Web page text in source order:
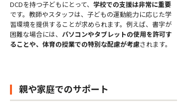
DCDを持つ子どもにとって、 学校での支援は非常に重要
です。教師やスタッフは、子どもの運動能力に応じた学
習環境を提供することが求められます。例えば、書字が
困難な場合には、 パソコンやタブレットの使用を許可す
ることや、体育の授業での特別な配慮が考慮されます。
親や家庭でのサポート